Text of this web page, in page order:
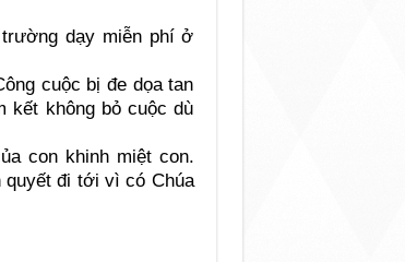
dạy miễn phí ở
cuộc bị đe dọa tan
kết không bỏ cuộc dù
con khinh miệt con.
quyết đi tới vì có Chúa